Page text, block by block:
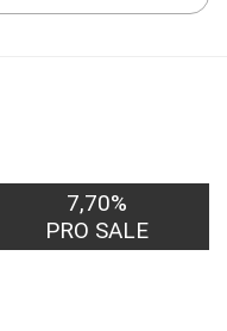
7,70%
PRO SALE